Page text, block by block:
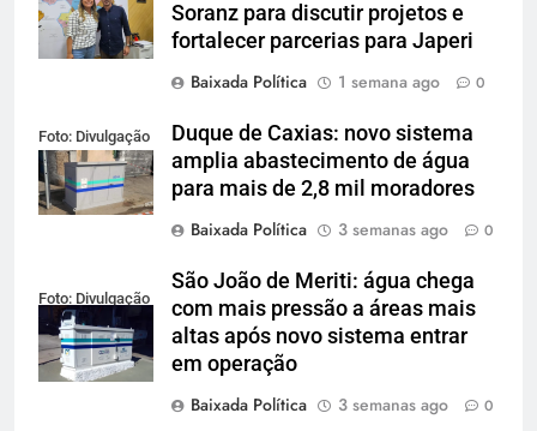
Soranz para discutir projetos e
fortalecer parcerias para Japeri
Baixada Política
1 semana ago 0
Foto: Divulgação
Duque de Caxias: novo sistema
amplia abastecimento de água
para mais de 2,8 mil moradores
Baixada Política
3 semanas ago 0
Foto: Divulgação
São João de Meriti: água chega
com mais pressão a áreas mais
altas após novo sistema entrar
em operação
Baixada Política
3 semanas ago 0